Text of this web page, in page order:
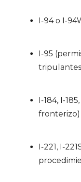
I-94 o I-
I-95
I-184, I-
fronterizo)
I-221, I-